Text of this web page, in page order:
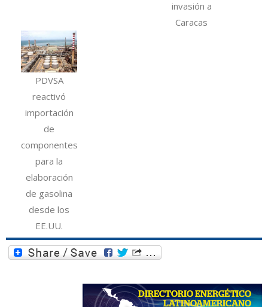
invasión a
Caracas
PDVSA
reactivó
importación
de
componentes
para la
elaboración
de gasolina
desde los
EE.UU.